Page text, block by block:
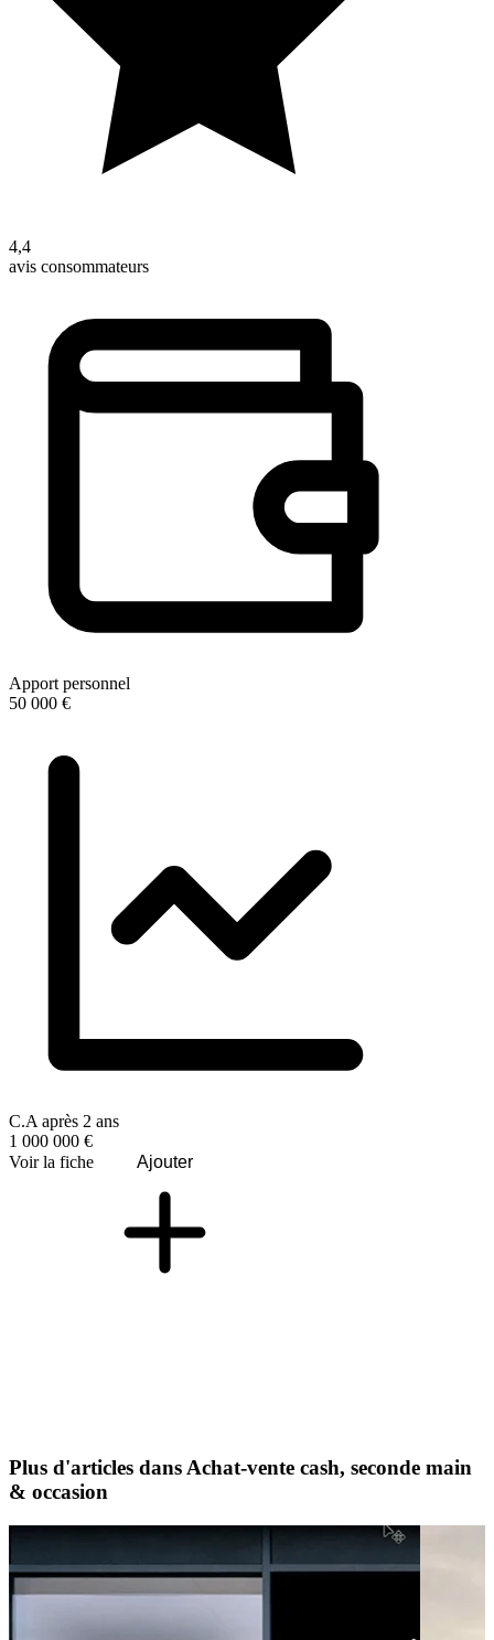
4,4
avis consommateurs
Apport personnel
50 000 €
C.A après 2 ans
1 000 000 €
Voir la fiche
Ajouter
Plus d'articles dans Achat-vente cash, seconde main
& occasion